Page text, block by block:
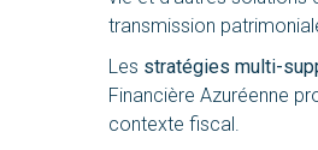
transmission
Les stratégies multi-
Financière Azuréenne
contexte fiscal.